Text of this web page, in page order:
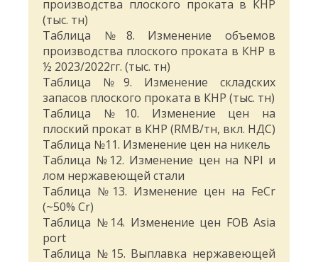
производства плоского проката в КНР
(тыс. тн)
Таблица №8. Изменение объемов
производства плоского проката в КНР в
½ 2023/2022гг. (тыс. тн)
Таблица №9. Изменение складских
запасов плоского проката в КНР (тыс. тн)
Таблица №10. Изменение цен на
плоский прокат в КНР (RMB/тн, вкл. НДС)
Таблица №11. Изменение цен на никель
Таблица №12. Изменение цен на NPI и
лом нержавеющей стали
Таблица №13. Изменение цен на FeCr
(~50% Cr)
Таблица №14. Изменение цен FOB Asia
port
Таблица №15. Выплавка нержавеющей